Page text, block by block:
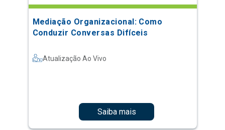
Mediação Organizacional: Como
Conduzir Conversas Difíceis
Atualização Ao Vivo
Saiba mais